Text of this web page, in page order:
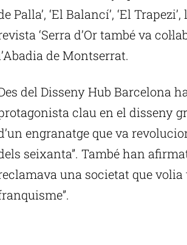
Palla’, ‘El Balancí’, ‘El
‘Serra d’Or també va
de Montserrat.
del Disseny Hub Barcelona
clau en el disseny
engranatge que va
seixanta”. També han
una societat que